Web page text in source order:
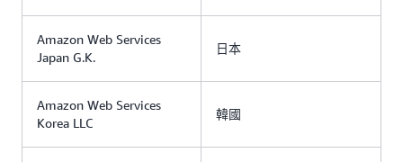
Amazon Web Services
Japan G.K.
日本
Amazon Web Services
Korea LLC
韓國